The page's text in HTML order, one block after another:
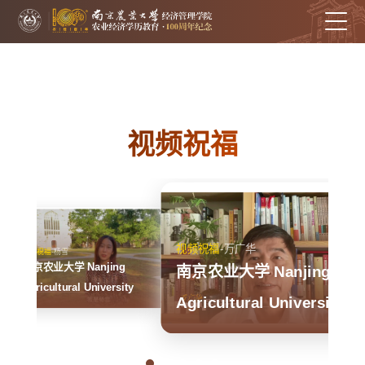
视频祝福
视频祝福-万广华
南京农业大学 Nanjing
Agricultural University
视频祝福-杨雪
南京农业大学 Nanjing
Agricultural University